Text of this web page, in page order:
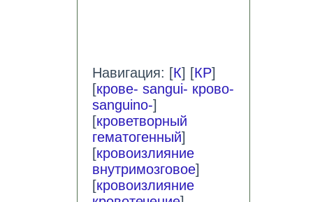
Навигация: [К] [КР]
[крове- sangui- крово-
sanguino-]
[кроветворный
гематогенный]
[кровоизлияние
внутримозговое]
[кровоизлияние